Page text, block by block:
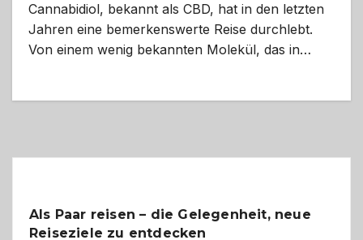
Cannabidiol, bekannt als CBD, hat in den letzten
Jahren eine bemerkenswerte Reise durchlebt.
Von einem wenig bekannten Molekül, das in…
Als Paar reisen – die Gelegenheit, neue
Reiseziele zu entdecken